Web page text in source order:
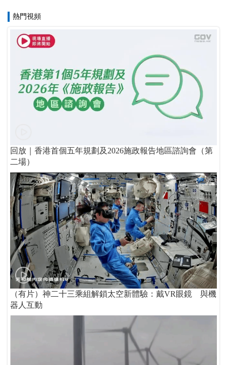
熱門視頻
回放｜香港首個五年規劃及2026施政報告地區諮詢會（第
二場）
（有片）神二十三乘組解鎖太空新體驗：戴VR眼鏡 與機
器人互動